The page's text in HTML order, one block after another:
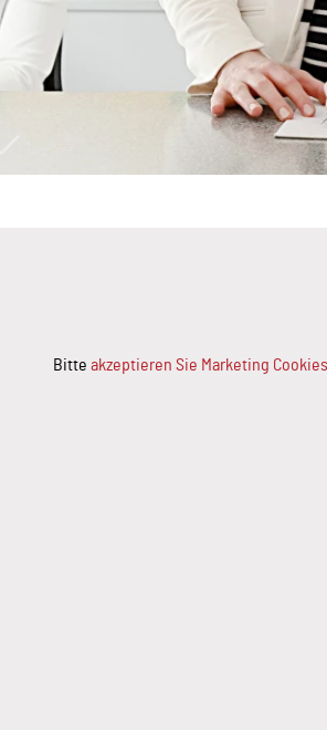
Bitte akzeptieren Sie Marketing Cookies